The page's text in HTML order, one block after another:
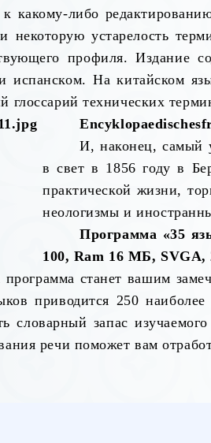
к какому-либо
некоторую устарелость
профиля. Издание
испанском. На китайском
глоссарий технических
Encyklopaedisches
И, наконец, самый
в свет в 1856 году в
практической жизни,
неологизмы и
Программа «35
100, Ram 16 МБ, SVGA,
программа станет вашим
приводится 250
словарный запас
речи поможет вам